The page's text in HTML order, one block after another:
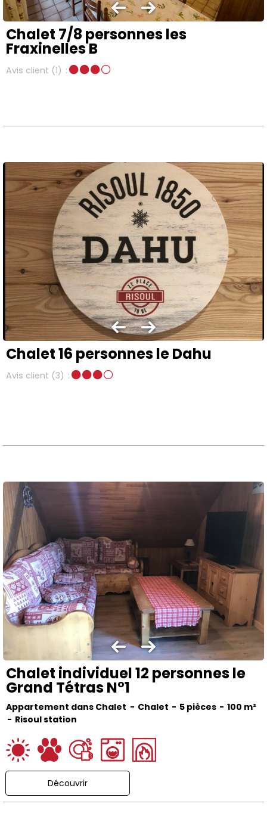
Chalet 7/8 personnes les
Fraxinelles B
Avis client (1)
Chalet 16 personnes le Dahu
Avis client (3)
Chalet individuel 12 personnes le
Grand Tétras N°1
Appartement dans Chalet Chalet 5 pièces 100 m²
Risoul station
Découvrir